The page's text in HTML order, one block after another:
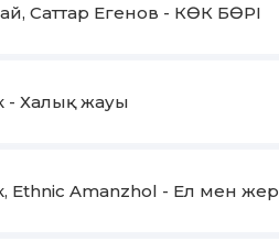
Саттар Егенов - КӨК БӨРІ
- Халық жауы
Ethnic Amanzhol - Ел мен жер